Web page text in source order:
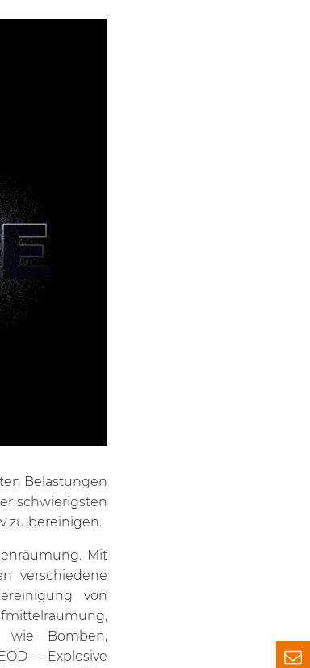
Belastungen
schwierigsten
zu bereinigen.
Mit
verschiedene
von
wie Bomben,
- Explosive